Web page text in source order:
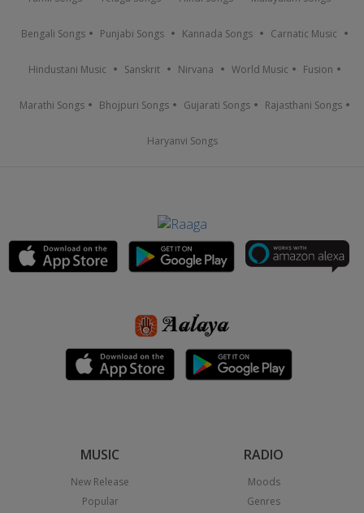
Bengali Songs Punjabi Songs Kannada Songs Carnatic Music
Hindustani Music Sanskrit Nirvana World Music Fusion
Marathi Songs Bhojpuri Songs Gujarati Songs Rajasthani Songs
Haryanvi Songs
MUSIC
New Release
Popular
RADIO
Moods
Genres